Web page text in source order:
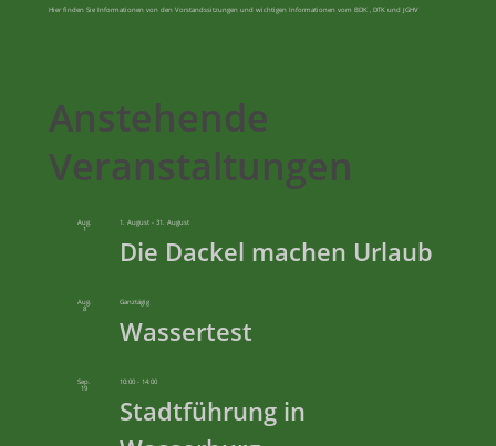
Hier finden Sie Informationen von den Vorstandssitzungen und wichtigen Informationen vom BDK , DTK und JGHV
Anstehende
Veranstaltungen
Aug.
1
1. August -31. August
Die Dackel machen Urlaub
Aug.
8
Ganztägig
Wassertest
Sep.
19
10:00 -14:00
Stadtführung in